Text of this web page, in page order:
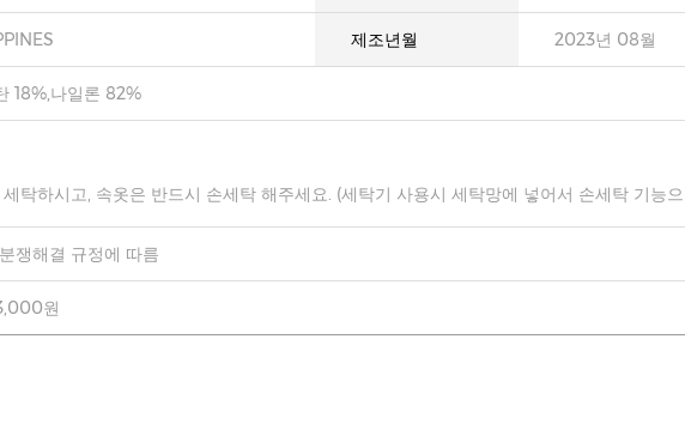
제조년월 2023년 08월
18%,나일론 82%
탁하시고, 속옷은 반드시 손세탁 해주세요. (세탁기 사용시 세탁망에 넣어서 손세탁 기능
쟁해결 규정에 따름
원